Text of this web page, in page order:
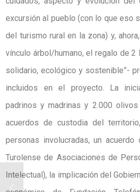
excursión al pueblo (con lo que eso
del turismo rural en la zona) y,
vínculo árbol/humano, el regalo de 2
solidario, ecológico y sostenible”-
incluidos en el proyecto. La
padrinos y madrinas y 2.000 olivos
acuerdos de custodia del
personas involucradas, un acuerdo
Turolense de Asociaciones de
Intelectual), la implicación del